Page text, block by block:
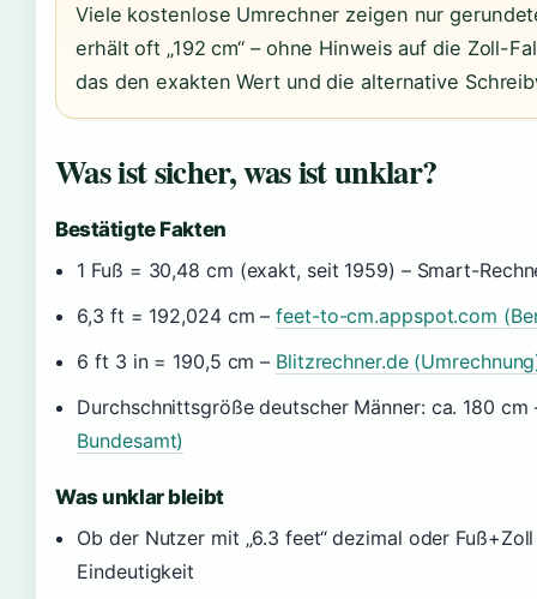
Viele kostenlose Umrechner zeigen nur
erhält oft „192 cm“ – ohne Hinweis auf die Zoll-
das den exakten Wert und die alternative
Was ist sicher, was ist unklar?
Bestätigte Fakten
1 Fuß = 30,48 cm (exakt, seit 1959) – Smart-
6,3 ft = 192,024 cm –feet-to-cm.appspot.com
6 ft 3 in = 190,5 cm – Blitzrechner.de
Durchschnittsgröße deutscher Männer: ca. 180 cm
Bundesamt)
Was unklar bleibt
Ob der Nutzer mit „6.3 feet“ dezimal oder
Eindeutigkeit